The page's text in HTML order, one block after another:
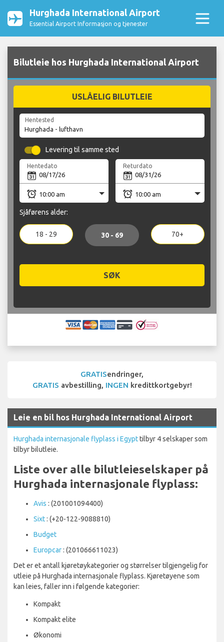
Hurghada International Airport
Essential Airport Informasjon og tjenester
Bilutleie hos Hurghada International Airport
USLÅELIG BILUTLEIE
Hentested
Levering til samme sted
Hentedato Returdato
Sjåførens alder:
18 - 29 30 - 69 70+
SØK
GRATISendringer,
GRATIS avbestilling, INGEN kredittkortgebyr!
Leie en bil hos Hurghada International Airport
Hurghada internasjonale flyplass i Egypttilbyr 4 selskaper som
tilbyr bilutleie.
Liste over alle bilutleieselskaper på
Hurghada internasjonale flyplass:
Avis : (201001094400)
Sixt: (+20-122-9088810)
Budget
Europcar: (201066611023)
Det er et antall kjøretøykategorier og størrelser tilgjengelig for
utleie på Hurghada internasjonale flyplass. Kjøretøyene som
kan leies, faller inn i følgende kategorier:
Kompakt
Kompakt elite
Økonomi